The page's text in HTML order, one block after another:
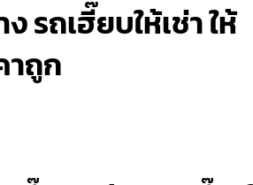
รถเฮี๊ยบให้เช่า ให้
าถูก